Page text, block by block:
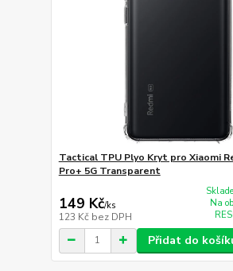
Tactical TPU Plyo Kryt pro Xiaomi
Pro+ 5G Transparent
149 Kč/ks
123 Kč bez DPH
Na
Přidat do